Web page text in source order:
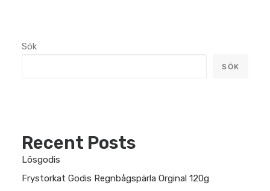
Sök
SÖK
Recent Posts
Lösgodis
Frystorkat Godis Regnbågspärla Orginal 120g